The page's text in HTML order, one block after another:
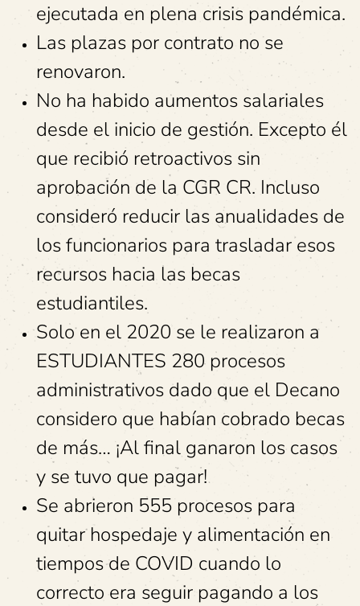
ejecutada en plena crisis pandémica.
Las plazas por contrato no se
renovaron.
No ha habido aumentos salariales
desde el inicio de gestión. Excepto él
que recibió retroactivos sin
aprobación de la CGR CR. Incluso
consideró reducir las anualidades de
los funcionarios para trasladar esos
recursos hacia las becas
estudiantiles.
Solo en el 2020 se le realizaron a
ESTUDIANTES 280 procesos
administrativos dado que el Decano
considero que habían cobrado becas
de más… ¡Al final ganaron los casos
y se tuvo que pagar!
Se abrieron 555 procesos para
quitar hospedaje y alimentación en
tiempos de COVID cuando lo
correcto era seguir pagando a los